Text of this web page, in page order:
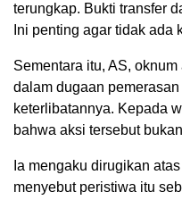
terungkap. Bukti transfer
Ini penting agar tidak ada
Sementara itu, AS,
dalam dugaan
keterlibatannya. Kepada
bahwa aksi tersebut
Ia mengaku dirugikan
menyebut peristiwa itu